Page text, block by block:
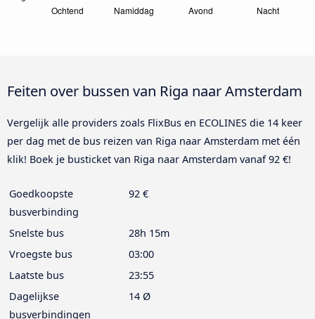
Feiten over bussen van Riga naar Amsterdam
Vergelijk alle providers zoals FlixBus en ECOLINES die 14 keer
per dag met de bus reizen van Riga naar Amsterdam met één
klik! Boek je busticket van Riga naar Amsterdam vanaf 92 €!
Goedkoopste
busverbinding
92 €
Snelste bus
28h 15m
Vroegste bus
03:00
Laatste bus
23:55
Dagelijkse
busverbindingen
14 Ø